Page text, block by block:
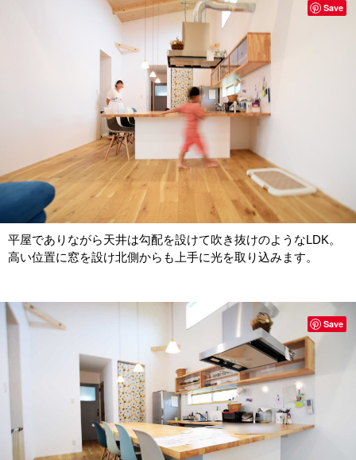
平屋でありながら天井は勾配を設けて吹き抜けのようなLDK。
高い位置に窓を設け北側からも上手に光を取り込みます。
Save
Save